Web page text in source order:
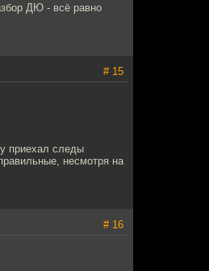
ДЮ - всё равно
# 15
приехал следы
несмотря на
# 16